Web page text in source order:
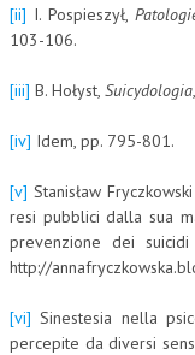
[ii] I. Pospieszył,
103-106.
[iii] B. Hołyst, Suicydologia
[iv] Idem, pp. 795-801.
[v] Stanisław
resi pubblici dalla sua
prevenzione dei
http://
[vi] Sinestesia nella
percepite da diversi